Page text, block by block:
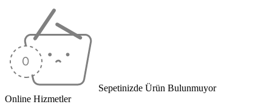
Sepetinizde Ürün Bulunmuyor
Online Hizmetler